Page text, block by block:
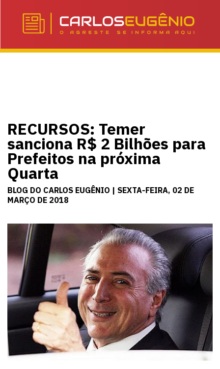
RECURSOS: Temer
sanciona R$ 2 Bilhões para
Prefeitos na próxima
Quarta
BLOG DO CARLOS EUGÊNIO | SEXTA-FEIRA, 02 DE
MARÇO DE 2018